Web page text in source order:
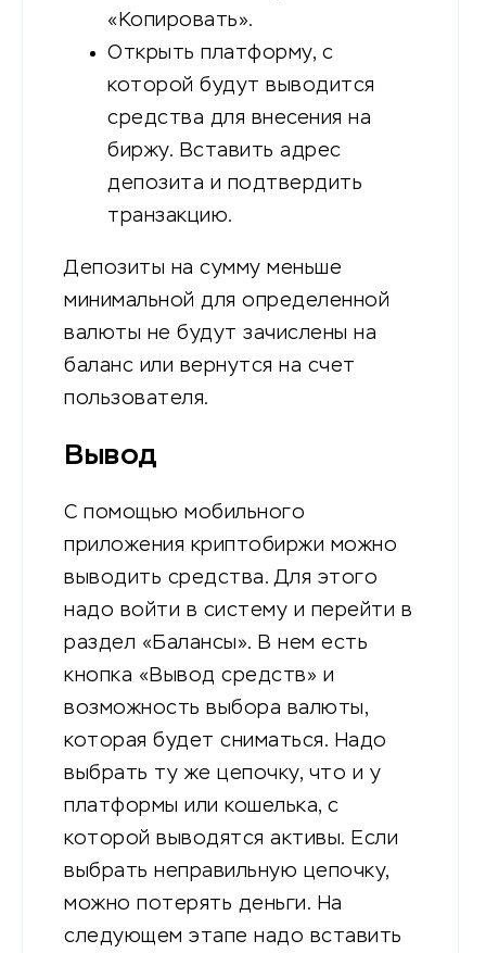
«Копировать».
Открыть платформу, с
которой будут выводится
средства для внесения на
биржу. Вставить адрес
депозита и подтвердить
транзакцию.
Депозиты на сумму меньше
минимальной для определенной
валюты не будут зачислены на
баланс или вернутся на счет
пользователя.
Вывод
С помощью мобильного
приложения криптобиржи можно
выводить средства. Для этого
надо войти в систему и перейти в
раздел «Балансы». В нем есть
кнопка «Вывод средств» и
возможность выбора валюты,
которая будет сниматься. Надо
выбрать ту же цепочку, что и у
платформы или кошелька, с
которой выводятся активы. Если
выбрать неправильную цепочку,
можно потерять деньги. На
следующем этапе надо вставить